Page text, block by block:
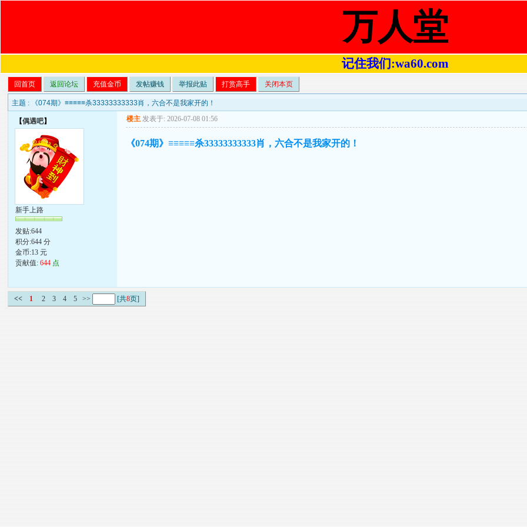
万人堂
记住我们:wa60.com
回首页 返回论坛 充值金币 发帖赚钱 举报此贴 打赏高手 关闭本页
主题 : 《074期》≡≡≡≡≡杀33333333333肖，六合不是我家开的！
【偶遇吧】
新手上路
发贴:644
积分:644 分
金币:13 元
贡献值:644 点
楼主 发表于: 2026-07-08 01:56
《074期》≡≡≡≡≡杀33333333333肖，六合不是我家开的！
<< 1 2 3 4 5 >> [共8页]